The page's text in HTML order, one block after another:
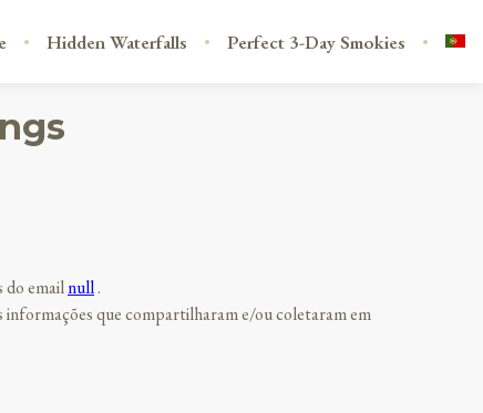
Hidden Waterfalls Perfect 3-Day Smokies
do emailnull.
informações que compartilharam e/ou coletaram em